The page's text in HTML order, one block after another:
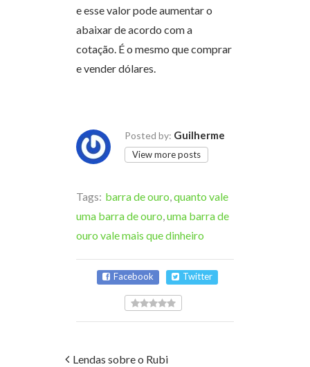
e esse valor pode aumentar o
abaixar de acordo com a
cotação. É o mesmo que comprar
e vender dólares.
Posted by: Guilherme
View more posts
Tags: barra de ouro,quanto vale
uma barra de ouro,uma barra de
ouro vale mais que dinheiro
Facebook Twitter
Lendas sobre o Rubi